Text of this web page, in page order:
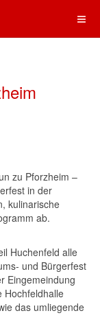
zu Pforzheim –
in der
kulinarische
ab.
Huchenfeld alle
und Bürgerfest
Eingemeindung
Hochfeldhalle
das umliegende